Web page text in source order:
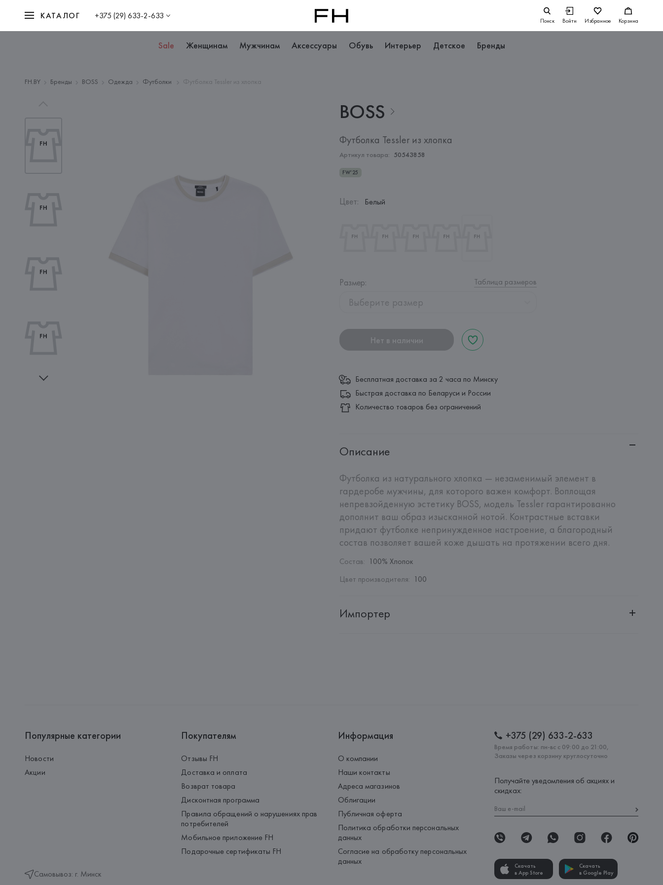
КАТАЛОГ +375 (29) 633-2-633 Поиск Войти Избранное Корзина
Sale Женщинам Мужчинам Аксессуары Обувь Интерьер Детское Бренды
FH.BY Бренды BOSS Одежда Футболки Футболка Tessler из хлопка
BOSS
Футболка Tessler из хлопка
Артикул товара: 50543858
FW’25
Цвет: Белый
Размер: Таблица размеров
Выберите размер
Нет в наличии
Бесплатная доставка за 2 часа по Минску
Быстрая доставка по Беларуси и России
Количество товаров без ограничений
Описание
Футболка из натурального хлопка — незаменимый элемент в
гардеробе мужчины, для которого важен комфорт. Воплощая
непревзойденную эстетику BOSS, модель Tessler гарантированно
дополнит ваш образ изысканной нотой. Контрастные вставки
придают футболке непринужденное настроение, а благородный
состав позволяет вашей коже дышать на протяжении всего дня.
Состав: 100% Хлопок
Цвет производителя: 100
Импортер
Популярные категории
Новости
Акции
Самовывоз: г. Минск
Покупателям
Отзывы FH
Доставка и оплата
Возврат товара
Дисконтная программа
Правила обращений о нарушениях прав
потребителей
Мобильное приложение FH
Подарочные сертификаты FH
Информация
О компании
Наши контакты
Адреса магазинов
Облигации
Публичная оферта
Политика обработки персональных
данных
Согласие на обработку персональных
данных
+375 (29) 633-2-633
Время работы: пн-вс с 09:00 до 21:00,
Заказы через корзину круглосуточно
Получайте уведомления об акциях и
скидках:
Скачать
в App Store
Скачать
в Google Play